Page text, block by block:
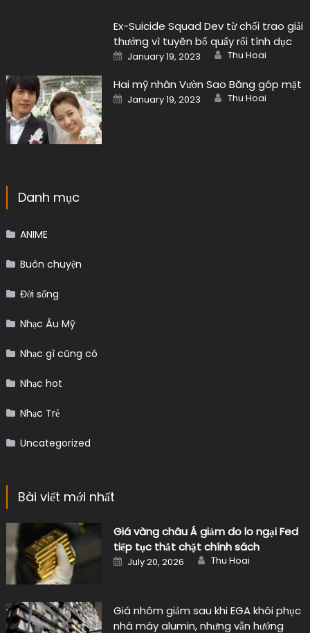
Ex-Suicide Squad Dev từ chối trao giải
thưởng vì tuyên bố quấy rối tình dục
Posted
on
January 19, 2023 Author
Thu Hoai
Hai mỹ nhân Vườn Sao Băng góp mặt
Posted
on
January 19, 2023 Author
Thu Hoai
Danh mục
ANIME
Buôn chuyện
Đời sống
Nhạc Âu Mỹ
Nhạc gì cũng có
Nhạc hot
Nhạc Trẻ
Uncategorized
Bài viết mới nhất
Giá vàng châu Á giảm do lo ngại Fed
tiếp tục thắt chặt chính sách
Posted
on
July 20, 2026 Author
Thu Hoai
Giá nhôm giảm sau khi EGA khôi phục
nhà máy alumin, nhưng vẫn hướng